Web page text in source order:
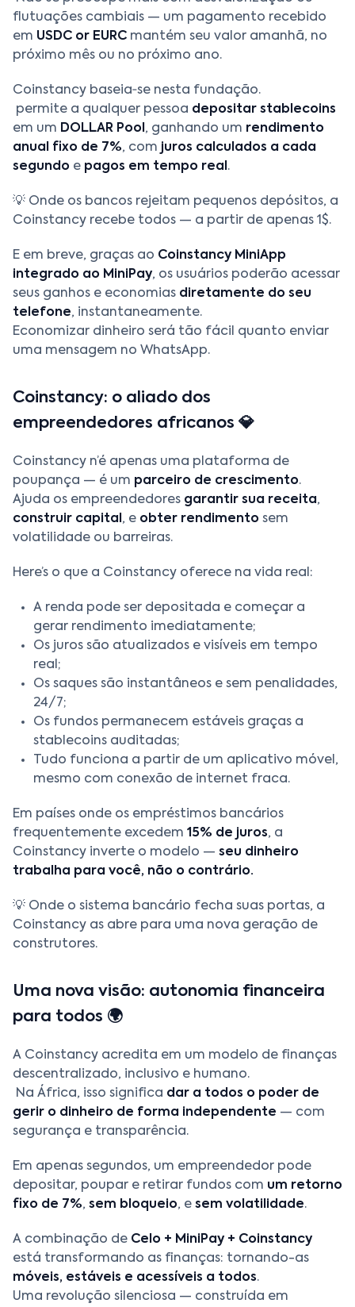
flutuações cambiais — um pagamento recebido
em USDC or EURC mantém seu valor amanhã, no
próximo mês ou no próximo ano.
Coinstancy baseia‑se nesta fundação.
permite a qualquer pessoa depositar stablecoins
em um DOLLAR Pool , ganhando um rendimento
anual fixo de 7%, com juros calculados a cada
segundo e pagos em tempo real .
💡 Onde os bancos rejeitam pequenos depósitos, a
Coinstancy recebe todos — a partir de apenas 1$.
E em breve, graças ao Coinstancy MiniApp
integrado ao MiniPay, os usuários poderão acessar
seus ganhos e economias diretamente do seu
telefone, instantaneamente.
Economizar dinheiro será tão fácil quanto enviar
uma mensagem no WhatsApp.
Coinstancy: o aliado dos
empreendedores africanos 💎
Coinstancy n’é apenas uma plataforma de
poupança — é um parceiro de crescimento.
Ajuda os empreendedores garantir sua receita,
construir capital , e obter rendimento sem
volatilidade ou barreiras.
Here’s o que a Coinstancy oferece na vida real:
A renda pode ser depositada e começar a
gerar rendimento imediatamente;
Os juros são atualizados e visíveis em tempo
real;
Os saques são instantâneos e sem penalidades,
24/7;
Os fundos permanecem estáveis graças a
stablecoins auditadas;
Tudo funciona a partir de um aplicativo móvel,
mesmo com conexão de internet fraca.
Em países onde os empréstimos bancários
frequentemente excedem 15% de juros, a
Coinstancy inverte o modelo — seu dinheiro
trabalha para você, não o contrário.
💡 Onde o sistema bancário fecha suas portas, a
Coinstancy as abre para uma nova geração de
construtores.
Uma nova visão: autonomia financeira
para todos 🌍
A Coinstancy acredita em um modelo de finanças
descentralizado, inclusivo e humano.
Na África, isso significa dar a todos o poder de
gerir o dinheiro de forma independente — com
segurança e transparência.
Em apenas segundos, um empreendedor pode
depositar, poupar e retirar fundos com um retorno
fixo de 7%, sem bloqueio, e sem volatilidade.
A combinação de Celo + MiniPay + Coinstancy
está transformando as finanças: tornando-as
móveis, estáveis e acessíveis a todos.
Uma revolução silenciosa — construída em